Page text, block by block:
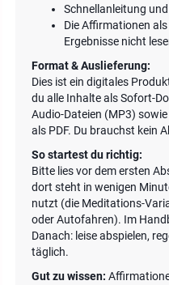
Schnellanleitung
Die Affirmationen
Ergebnisse nicht
Format & Auslieferung:
Dies ist ein digitales
du alle Inhalte als Sofort-
Audio-Dateien (MP3)
als PDF. Du brauchst kein
So startest du richtig:
Bitte lies vor dem ersten
dort steht in wenigen
nutzt (die Meditations-
oder Autofahren). Im
Danach: leise abspielen,
täglich.
Gut zu wissen: